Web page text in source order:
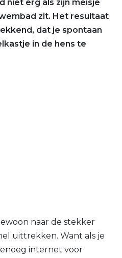
niet erg als zijn meisje
zit. Het resultaat
dat je spontaan
in de hens te
naar de stekker
uittrekken. Want als je
internet voor